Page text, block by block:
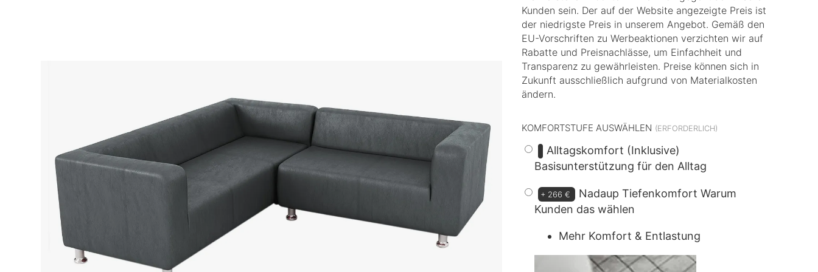
Kunden sein. Der auf der Website angezeigte Preis ist
der niedrigste Preis in unserem Angebot. Gemäß den
EU-Vorschriften zu Werbeaktionen verzichten wir auf
Rabatte und Preisnachlässe, um Einfachheit und
Transparenz zu gewährleisten. Preise können sich in
Zukunft ausschließlich aufgrund von Materialkosten
ändern.
KOMFORTSTUFE AUSWÄHLEN
Alltagskomfort (Inklusive)
Basisunterstützung für den Alltag
+ 266 € Nadaup TiefenkomfortWarum
Kunden das wählen
Mehr Komfort & Entlastung